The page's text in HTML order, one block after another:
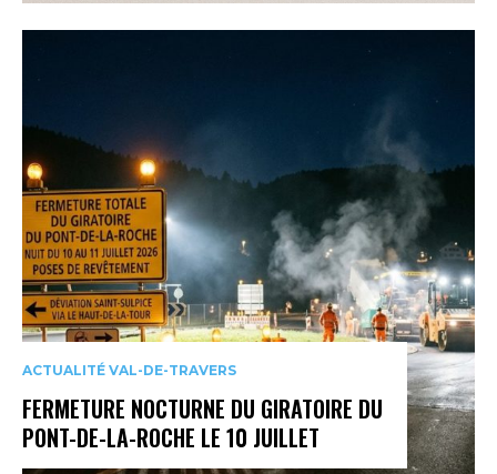
ACTUALITÉ VAL-DE-TRAVERS
FERMETURE NOCTURNE DU GIRATOIRE DU
PONT-DE-LA-ROCHE LE 10 JUILLET